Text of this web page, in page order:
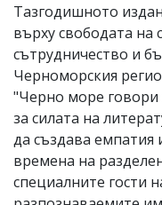
Тазгодишното
върху свободата
сътрудничество и
Черноморския
"Черно море говори
за силата на
да създава емпатия
времена на
специалните гости